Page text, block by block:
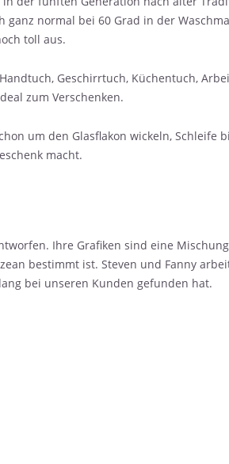
normal bei 60 Grad in der
toll aus.
Geschirrtuch, Küchentuch,
zum Verschenken.
um den Glasflakon wickeln, Schleife
macht.
Ihre Grafiken sind eine
bestimmt ist. Steven und Fanny
bei unseren Kunden gefunden hat.